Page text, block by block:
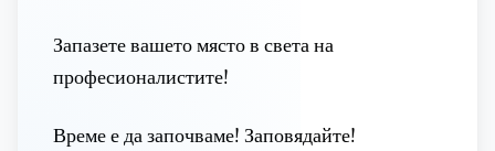
Запазете вашето място в света на
професионалистите!
Време е да започваме! Заповядайте!